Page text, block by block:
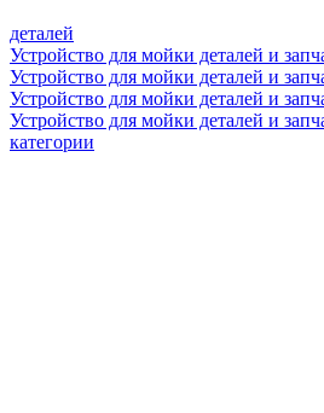
деталей
Устройство для мойки деталей и
Устройство для мойки деталей и
Устройство для мойки деталей и
Устройство для мойки деталей и
категории